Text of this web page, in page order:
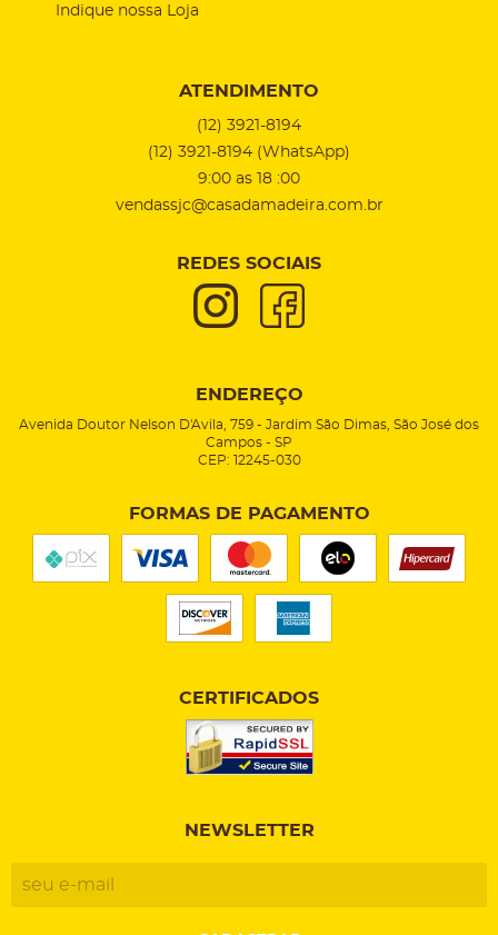
Indique nossa Loja
ATENDIMENTO
(12) 3921-8194
(12) 3921-8194 (WhatsApp)
9:00 as 18 :00
vendassjc@casadamadeira.com.br
REDES SOCIAIS
ENDEREÇO
Avenida Doutor Nelson D'Avila, 759 - Jardim São Dimas, São José dos
Campos - SP
CEP: 12245-030
FORMAS DE PAGAMENTO
CERTIFICADOS
NEWSLETTER